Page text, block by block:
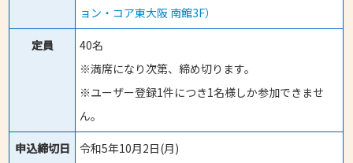
ョン・コア東大阪 南館3F）
定員
40名
※満席になり次第、締め切ります。
※ユーザー登録1件につき1名様しか参加できませ
ん。
申込締切日 令和5年10月2日(月)